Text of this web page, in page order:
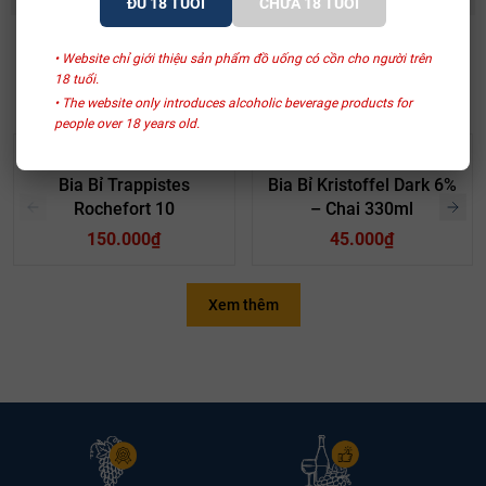
• Website chỉ giới thiệu sản phẩm đồ uống có cồn cho người trên
18 tuổi.
• The website only introduces alcoholic beverage products for
people over 18 years old.
Thế hệ thứ 14 hiện tại của Brouwerij Sterkens đã đảm bảo rằng
các loại bia của Sterkens được đánh giá cao tại hơn 30 quốc gia
Brouwerij Sterkens vẫn đang đóng chai bia của họ trong dạng bia
St. Sebastiaan và St. Paul mang đến cho nhà máy bia hình ảnh
độc đáo của nó.
Bia Bỉ Trappistes
Rochefort 10
150.000₫
Bia Bỉ Kristoffel Dark 6%
– Chai 330ml
45.000₫
Xem thêm